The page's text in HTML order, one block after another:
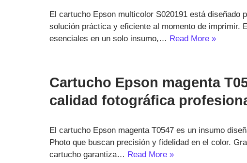
El cartucho Epson multicolor S020191 está diseñado
solución práctica y eficiente al momento de imprimir.
esenciales en un solo insumo,… Read More »
Cartucho Epson magenta
calidad fotográfica
El cartucho Epson magenta T0547 es un insumo
Photo que buscan precisión y fidelidad en el color.
cartucho garantiza… Read More »